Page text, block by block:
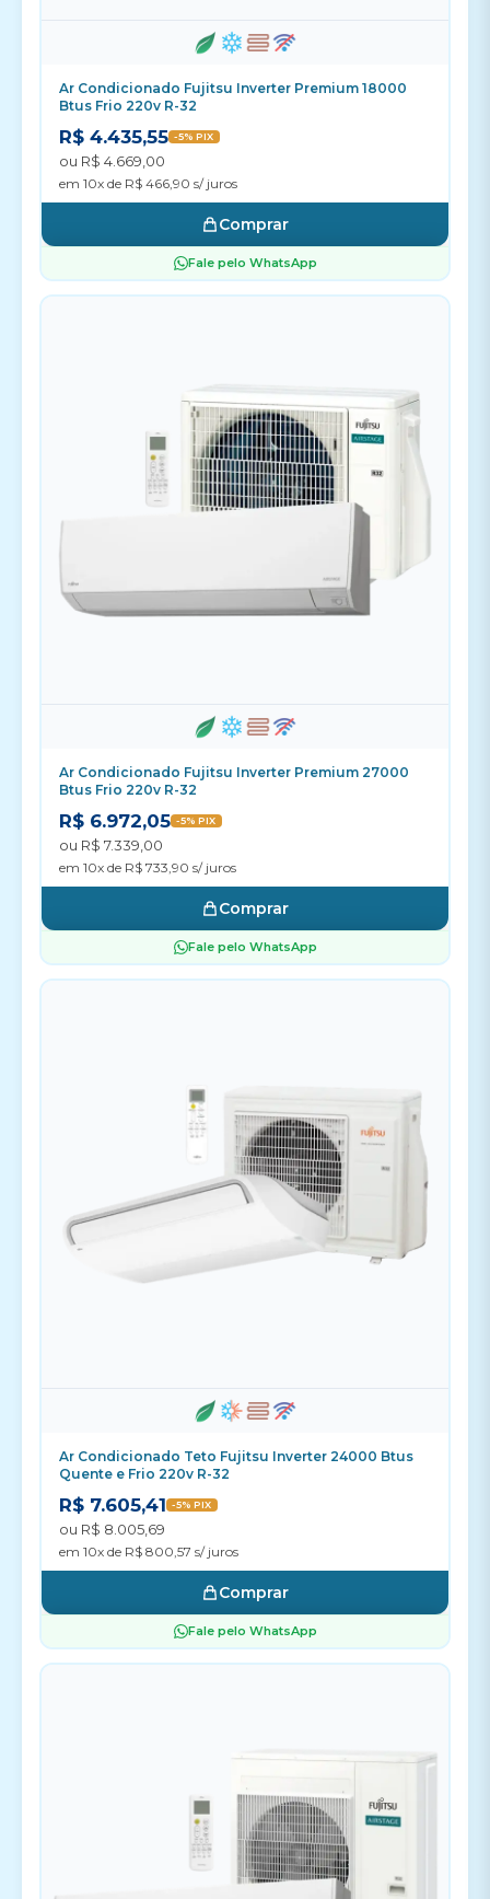
Ar Condicionado Fujitsu Inverter Premium 18000
Btus Frio 220v R-32
R$ 4.435,55 -5% PIX
ou R$ 4.669,00
em 10x de R$ 466,90 s/ juros
Comprar
Fale pelo WhatsApp
Ar Condicionado Fujitsu Inverter Premium 27000
Btus Frio 220v R-32
R$ 6.972,05 -5% PIX
ou R$ 7.339,00
em 10x de R$ 733,90 s/ juros
Comprar
Fale pelo WhatsApp
Ar Condicionado Teto Fujitsu Inverter 24000 Btus
Quente e Frio 220v R-32
R$ 7.605,41 -5% PIX
ou R$ 8.005,69
em 10x de R$ 800,57 s/ juros
Comprar
Fale pelo WhatsApp